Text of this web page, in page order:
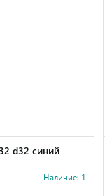
d32 синий
Наличие: 1